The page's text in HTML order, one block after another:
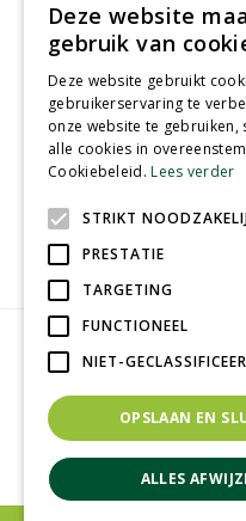
Tuincentrum Limburg
Bomen en struiken
Tuincentrum Vlodrop
Kerstverlichting Lemax
Graszoden kopen
Deze website
gebruik van
Deze website gebruikt
gebruikerservaring te
onze website te gebruiken,
alle cookies in
Cookiebeleid.Lees verder
STRIKT
PRESTATIE
TARGETING
FUNCTIONEEL
NIET-
OPSLAAN EN
ALLES